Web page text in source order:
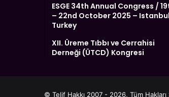
ESGE 34th Annual Congress /
– 22nd October 2025 –
Turkey
XII. Üreme Tıbbı ve Cerrahisi
Derneği (ÜTCD) Kongresi
© Telif Hakkı 2007 - 2026, Tüm Hakları